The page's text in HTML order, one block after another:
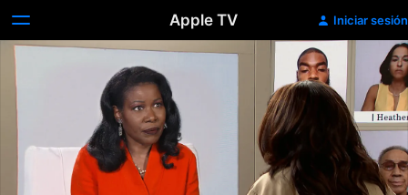
Apple TV Iniciar sesión